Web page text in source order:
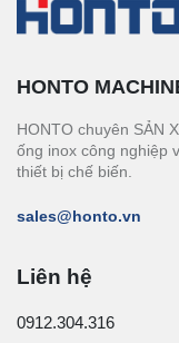
HONTO
HONTO chuyên SẢN
ống inox công nghiệp
thiết bị chế biến.
sales@honto.vn
Liên hệ
0912.304.316